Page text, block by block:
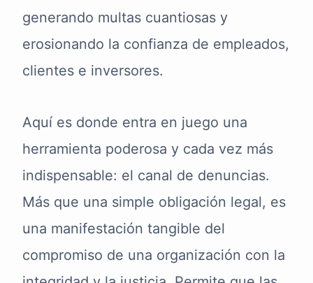
generando multas cuantiosas y
erosionando la confianza de empleados,
clientes e inversores.
Aquí es donde entra en juego una
herramienta poderosa y cada vez más
indispensable: el canal de denuncias.
Más que una simple obligación legal, es
una manifestación tangible del
compromiso de una organización con la